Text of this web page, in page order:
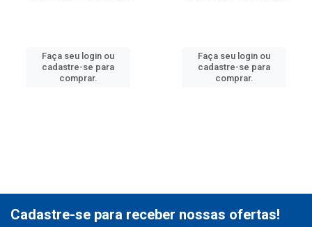
Faça seu login ou
cadastre-se para
comprar.
Faça seu login ou
cadastre-se para
comprar.
Cadastre-se para receber nossas ofertas!